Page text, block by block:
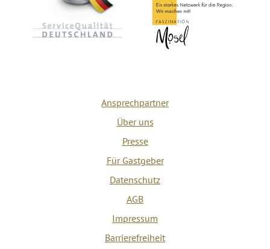
Ansprechpartner
Über uns
Presse
Für Gastgeber
Datenschutz
AGB
Impressum
Barrierefreiheit